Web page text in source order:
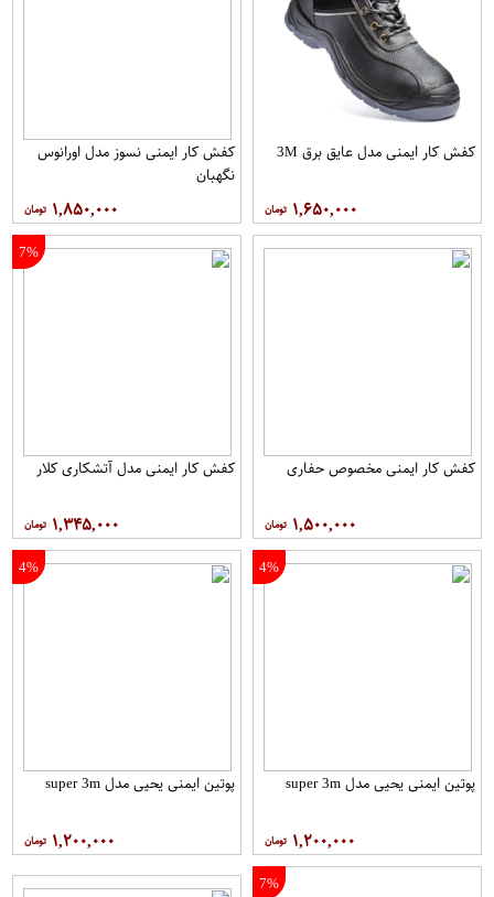
کفش کار ایمنی مدل عایق برق 3M
۱,۶۵۰,۰۰۰
کفش کار ايمنی نسوز مدل اورانوس
نگهبان
۱,۸۵۰,۰۰۰
کفش کار ایمنی مخصوص حفاری
۱,۵۰۰,۰۰۰
7%
کفش کار ایمنی مدل آتشکاری کلار
۱,۳۴۵,۰۰۰
4%
پوتین ایمنی یحیی مدل super 3m
۱,۲۰۰,۰۰۰
4%
پوتین ایمنی یحیی مدل super 3m
۱,۲۰۰,۰۰۰
7%